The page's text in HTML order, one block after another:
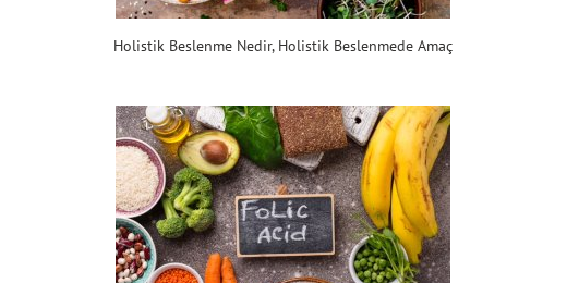
Holistik Beslenme Nedir, Holistik Beslenmede Amaç